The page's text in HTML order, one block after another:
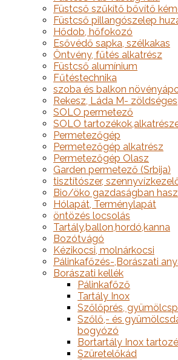
Füstcső szűkítő bővítő
Füstcső pillangószelep
Hődob, hőfokozó
Esővédő sapka, szélkakas
Öntvény, fűtés alkatrész
Füstcső alumínium
Fűtéstechnika
szoba és balkon
Rekesz, Láda M- zöldséges
SOLO permetező
SOLO
Permetezőgép
Permetezőgép alkatrész
Permetezőgép Olasz
Garden permetező (Srbija)
tisztítószer,
Bio/öko gazdaságban
Hólapát, Terménylapát
öntözés locsolás
Tartály,ballon,hordó,kanna
Bozótvágó
Kézikocsi, molnárkocsi
Pálinkafőzés-,Borászati
Borászati kellék
Pálinkafőző
Tartály Inox
Szőlőprés,
Szőlő,- és
bogyózó
Bortartály Inox
Szüretelőkád